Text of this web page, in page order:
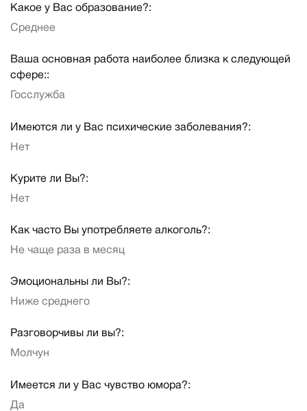
Какое у Вас образование?:
Среднее
Ваша основная работа наиболее близка к следующей
сфере::
Госслужба
Имеются ли у Вас психические заболевания?:
Нет
Курите ли Вы?:
Нет
Как часто Вы употребляете алкоголь?:
Не чаще раза в месяц
Эмоциональны ли Вы?:
Ниже среднего
Разговорчивы ли вы?:
Молчун
Имеется ли у Вас чувство юмора?:
Да